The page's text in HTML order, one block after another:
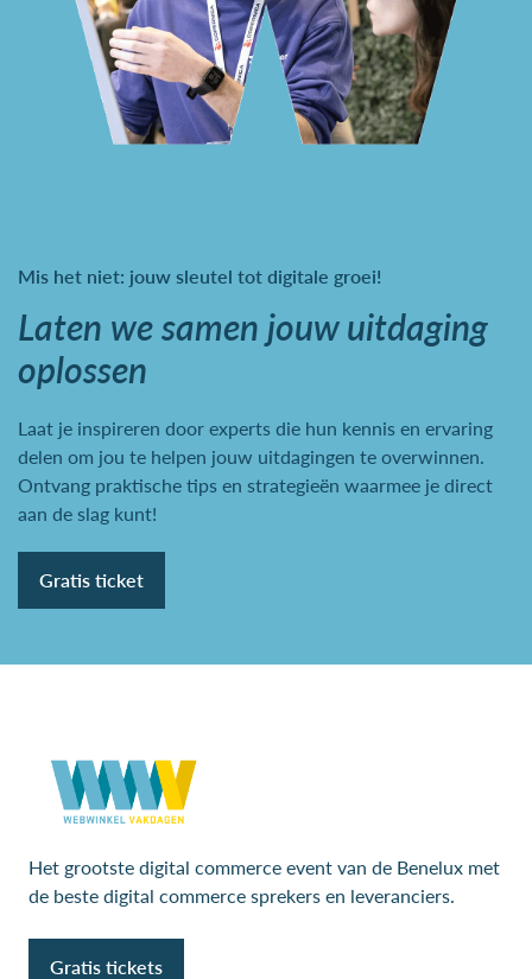
Mis het niet: jouw sleutel tot digitale groei!
Laten we samen jouw uitdaging
oplossen
Laat je inspireren door experts die hun kennis en ervaring
delen om jou te helpen jouw uitdagingen te overwinnen.
Ontvang praktische tips en strategieën waarmee je direct
aan de slag kunt!
Gratis ticket
Het grootste digital commerce event van de Benelux met
de beste digital commerce sprekers en leveranciers.
Gratis tickets